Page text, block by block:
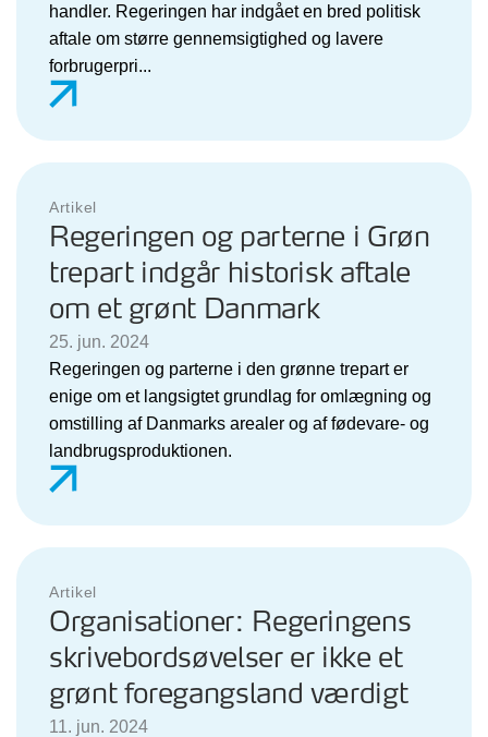
handler. Regeringen har indgået en bred politisk
aftale om større gennemsigtighed og lavere
forbrugerpri...
Artikel
Regeringen og parterne i Grøn
trepart indgår historisk aftale
om et grønt Danmark
25. jun. 2024
Regeringen og parterne i den grønne trepart er
enige om et langsigtet grundlag for omlægning og
omstilling af Danmarks arealer og af fødevare- og
landbrugsproduktionen.
Artikel
Organisationer: Regeringens
skrivebordsøvelser er ikke et
grønt foregangsland værdigt
11. jun. 2024